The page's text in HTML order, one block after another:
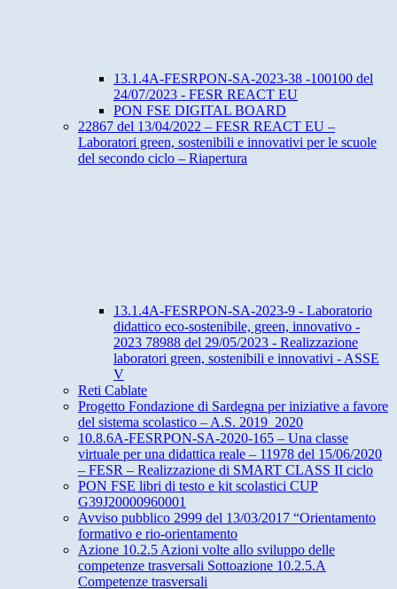
13.1.4A-FESRPON-SA-2023-38 -100100 del
24/07/2023 - FESR REACT EU
PON FSE DIGITAL BOARD
22867 del 13/04/2022 – FESR REACT EU –
Laboratori green, sostenibili e innovativi per le scuole
del secondo ciclo – Riapertura
13.1.4A-FESRPON-SA-2023-9 - Laboratorio
didattico eco-sostenibile, green, innovativo -
2023 78988 del 29/05/2023 - Realizzazione
laboratori green, sostenibili e innovativi - ASSE
V
Reti Cablate
Progetto Fondazione di Sardegna per iniziative a favore
del sistema scolastico – A.S. 2019_2020
10.8.6A-FESRPON-SA-2020-165 – Una classe
virtuale per una didattica reale – 11978 del 15/06/2020
– FESR – Realizzazione di SMART CLASS II ciclo
PON FSE libri di testo e kit scolastici CUP
G39J20000960001
Avviso pubblico 2999 del 13/03/2017 “Orientamento
formativo e rio-orientamento
Azione 10.2.5 Azioni volte allo sviluppo delle
competenze trasversali Sottoazione 10.2.5.A
Competenze trasversali